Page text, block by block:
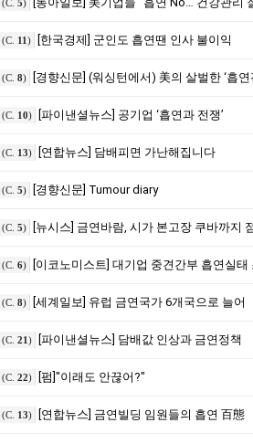
(C. 5)
(C. 11) [한국경제] 군인도 흡연땐 인사 불이익
(C. 8) [경향신문] (워싱턴에서) 美의 살벌한 ‘흡연전
(C. 10) [파이낸셜뉴스] 공기업 ‘흡연과 전쟁’
(C. 13) [연합뉴스] 담배피면 가난해집니다
(C. 5) [경향신문] Tumour diary
(C. 5) [뉴시스] 금연바람, 시가 본고장 쿠바까지
(C. 6) [이코노미스트] 대기업 중견간부 흡연실태
(C. 8) [세계일보] 유럽 금연국가 6개국으로 늘어
(C. 21) [파이낸셜뉴스] 담배값 인상과 금연정책
(C. 22) [펌]"이래도 안끊어?"
(C. 13) [연합뉴스] 금연빌딩 임원들의 흡연 百態